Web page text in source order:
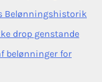
Belønningshistorik
drop genstande
belønninger for